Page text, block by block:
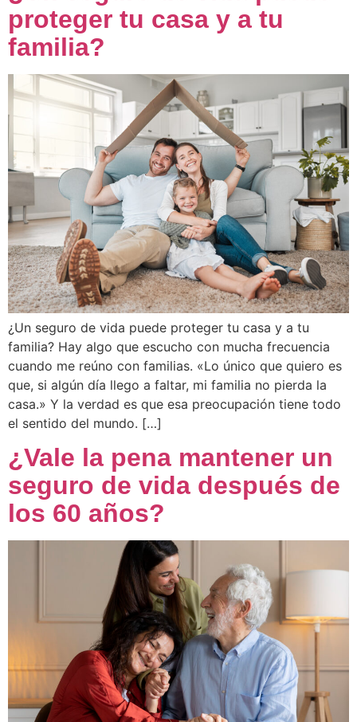
proteger tu casa y a tu
familia?
¿Un seguro de vida puede proteger tu casa y a tu
familia? Hay algo que escucho con mucha frecuencia
cuando me reúno con familias. «Lo único que quiero es
que, si algún día llego a faltar, mi familia no pierda la
casa.» Y la verdad es que esa preocupación tiene todo
el sentido del mundo. […]
¿Vale la pena mantener un
seguro de vida después de
los 60 años?